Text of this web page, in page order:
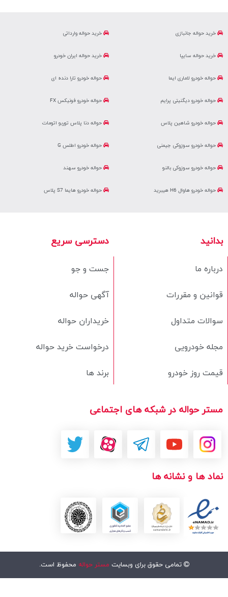
خرید حواله وارداتی خرید حواله جانبازی
خرید حواله ایران خودرو خرید حواله سایپا
حواله خودرو تارا دنده ای حواله خودرو لاماری ایما
حواله خودرو فونیکس FX حواله خودرو دیگنیتی پرایم
حواله دنا پلاس توربو اتومات حواله خودرو شاهین پلاس
حواله خودرو اطلس G حواله خودرو سوزوکی جیمنی
حواله خودرو سهند حواله خودرو سوزوکی بالنو
حواله خودرو هایما S7 پلاس حواله خودرو هاوال H6 هیبرید
دسترسی سریع
جست و جو
آگهی حواله
خریداران حواله
درخواست خرید حواله
برند ها
بدانید
درباره ما
قوانین و مقررات
سوالات متداول
مجله خودرویی
قیمت روز خودرو
مستر حواله در شبکه های اجتماعی
نماد ها و نشانه ها
تمامی حقوق برای وبسایت مستر حواله محفوظ است.